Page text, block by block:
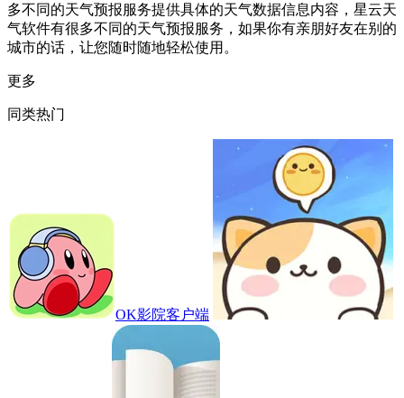
多不同的天气预报服务提供具体的天气数据信息内容，星云天
气软件有很多不同的天气预报服务，如果你有亲朋好友在别的
城市的话，让您随时随地轻松使用。
更多
同类热门
OK影院客户端